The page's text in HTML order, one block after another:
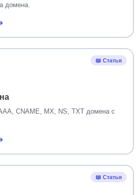
домена.
CNAME, MX, NS, TXT домена с
📖 Статья
📖 Статья